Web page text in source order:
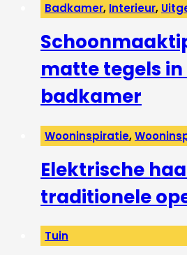
Badkamer, Interieur,
matte tegels in
badkamer
Wooninspiratie,
Elektrische
traditionele
Tuin